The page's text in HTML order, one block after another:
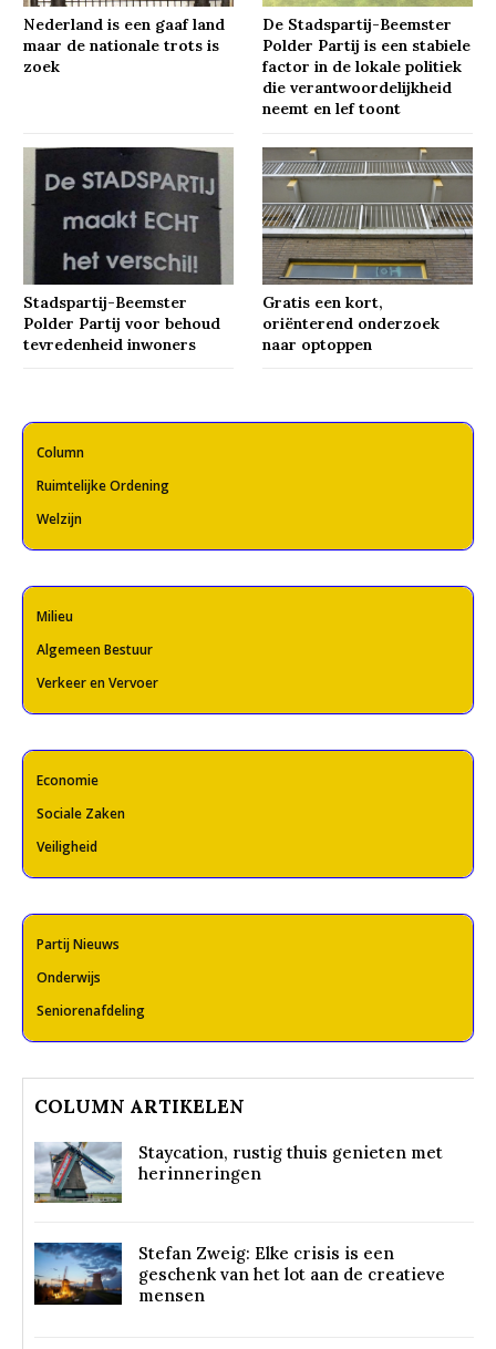
Nederland is een gaaf land
maar de nationale trots is
zoek
De Stadspartij-Beemster
Polder Partij is een stabiele
factor in de lokale politiek
die verantwoordelijkheid
neemt en lef toont
Stadspartij-Beemster
Polder Partij voor behoud
tevredenheid inwoners
Gratis een kort,
oriënterend onderzoek
naar optoppen
Column
Ruimtelijke Ordening
Welzijn
Milieu
Algemeen Bestuur
Verkeer en Vervoer
Economie
Sociale Zaken
Veiligheid
Partij Nieuws
Onderwijs
Seniorenafdeling
COLUMN ARTIKELEN
Staycation, rustig thuis genieten met
herinneringen
Stefan Zweig: Elke crisis is een
geschenk van het lot aan de creatieve
mensen